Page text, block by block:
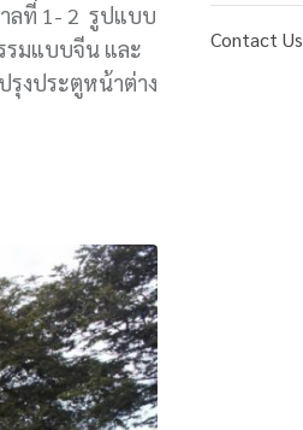
ลที่ 1- 2 รูปแบบ
รมแบบจีน และ
รุงประตูหน้าต่าง
Contact Us